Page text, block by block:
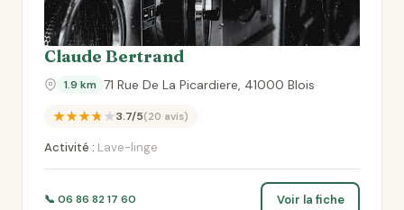
Claude Bertrand
1.9 km 71 Rue De La Picardiere, 41000 Blois
★★★★★3.7/5(20 avis)
Activité : Lave-linge
📞 06 86 82 17 60 Voir la fiche